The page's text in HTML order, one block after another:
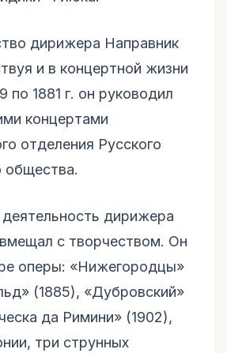
дирижера Направник
и в концертной жизни
по 1881 г. он руководил
концертами
отделения Русского
общества.
дирижера
с творчеством. Он
оперы: «Нижегородцы»
(1885), «Дубровский»
да Римини» (1902),
три струнных